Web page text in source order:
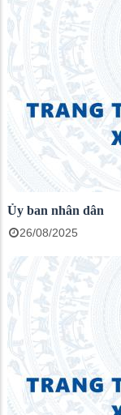
Ủy ban nhân dân
26/08/2025